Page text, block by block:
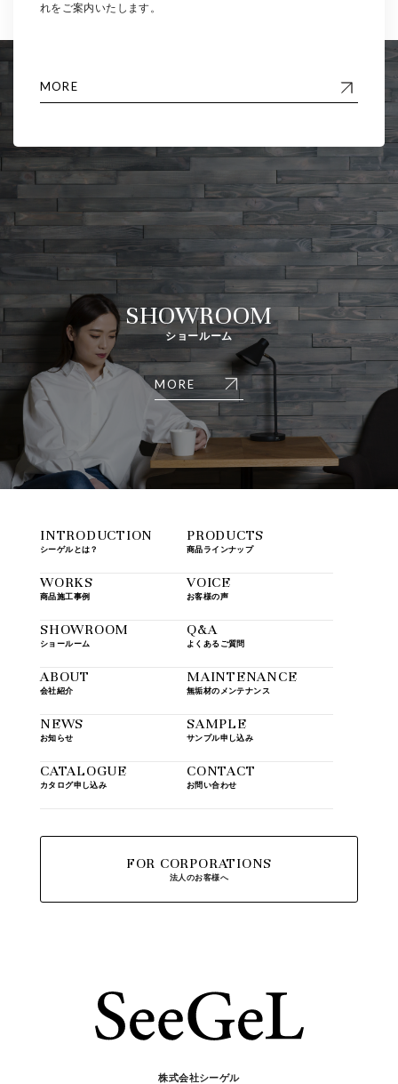
れをご案内いたします。
MORE
SHOWROOM
ショールーム
MORE
株式会社シーゲル
INTRODUCTION
シーゲルとは？
PRODUCTS
商品ラインナップ
WORKS
商品施工事例
VOICE
お客様の声
SHOWROOM
ショールーム
Q&A
よくあるご質問
ABOUT
会社紹介
MAINTENANCE
無垢材のメンテナンス
NEWS
お知らせ
SAMPLE
サンプル申し込み
CATALOGUE
カタログ申し込み
CONTACT
お問い合わせ
FOR CORPORATIONS
法人のお客様へ